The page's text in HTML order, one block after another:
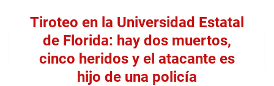
Tiroteo en la Universidad Estatal
de Florida: hay dos muertos,
cinco heridos y el atacante es
hijo de una policía